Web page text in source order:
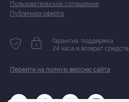
Пользовательское соглашение
Публичная оферта
Гарантия, поддержка
24 часа и возврат средств
Перейти на полную версию сайта